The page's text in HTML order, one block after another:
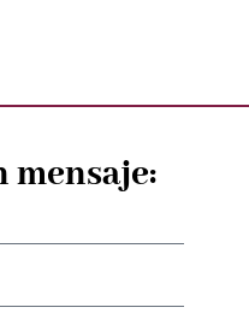
mensaje: